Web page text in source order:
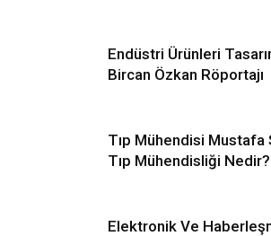
Endüstri Ürünleri
Bircan Özkan Röportajı
Tıp Mühendisi Mustafa
Tıp Mühendisliği Nedir?
Elektronik Ve